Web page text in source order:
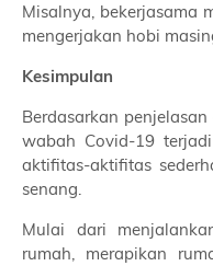
Misalnya, bekerjasama
mengerjakan hobi
Kesimpulan
Berdasarkan
wabah Covid-19
aktifitas-aktifitas
senang.
Mulai dari
rumah, merapikan